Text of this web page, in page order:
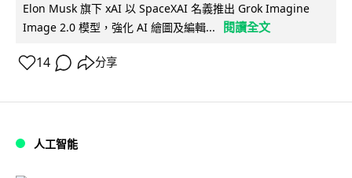
Elon Musk 旗下 xAI 以 SpaceXAI 名義推出 Grok Imagine
Image 2.0 模型，強化 AI 繪圖及編輯...
閱讀全文
14 分享
人工智能